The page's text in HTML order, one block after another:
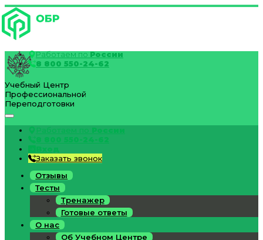
Работаем поРоссии
8 800 550-24-62
Учебный Центр
Профессиональной
Переподготовки
Работаем по России
8 800 550-24-62
Вход
Заказать звонок
Отзывы
Тесты
Тренажер
Готовые ответы
О нас
Об Учебном Центре